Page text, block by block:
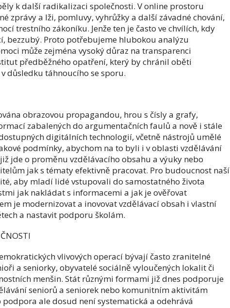
k další radikalizaci společnosti. V online prostoru
zprávy a lži, pomluvy, vyhrůžky a další závadné chování,
trestního zákoníku. Jenže ten je často ve chvílích, kdy
bezzubý. Proto potřebujeme hlubokou analýzu
může zejména vysoký důraz na transparenci
předběžného opatření, který by chránil oběti
důsledku táhnoucího se sporu.
obrazovou propagandou, hrou s čísly a grafy,
zabalených do argumentačních faulů a nově i stále
digitálních technologií, včetně nástrojů umělé
podmínky, abychom na to byli i v oblasti vzdělávání
jde o proměnu vzdělávacího obsahu a výuky nebo
jak s tématy efektivně pracovat. Pro budoucnost naší
aby mladí lidé vstupovali do samostatného života
jak nakládat s informacemi a jak je ověřovat
je modernizovat a inovovat vzdělávací obsah i vlastní
a nastavit podporu školám.
vlivových operací bývají často zranitelné
a seniorky, obyvatelé sociálně vyloučených lokalit či
menšin. Stát různými formami již dnes podporuje
seniorů a seniorek nebo komunitním aktivitám
ale dosud není systematická a odehrává